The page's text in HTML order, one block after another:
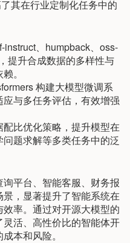
其在行业定制化任务中的
instruct、humpback、oss-
提升合成数据的多样性与
。
构建大模型微调系
与多任务评估，有效增强
比优化策略，提升模型在
题求解等多类任务中的泛
平台、智能客服、财务报
，显著提升了智能系统在
率。通过对开源大模型的
活、高性价比的智能体开
本和风险。